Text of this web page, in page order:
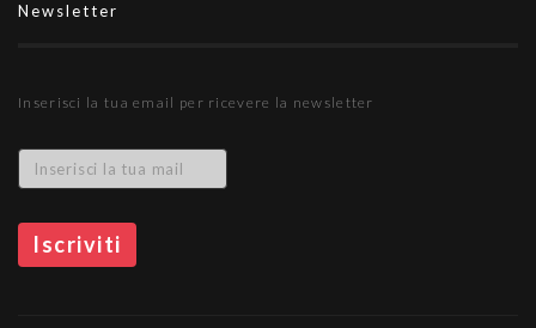
Newsletter
Inserisci la tua email per ricevere la newsletter